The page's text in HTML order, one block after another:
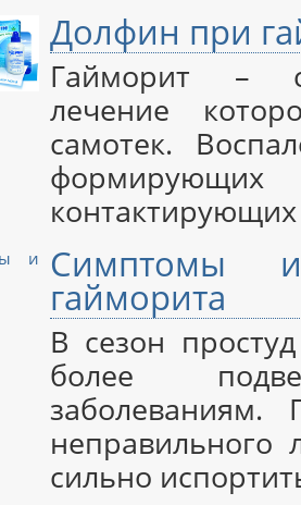
Долфин при
Гайморит –
лечение
самотек.
Симптомы
гайморита
В сезон
более
заболеваниям.
неправильного
сильно